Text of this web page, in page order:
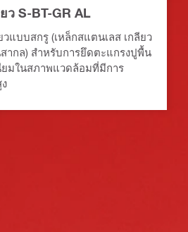
ว S-BT-GR AL
วแบบสกรู (เหล็กสแตนเลส เกลียว
ากล) สำหรับการยึดตะแกรงปูพื้น
มในสภาพแวดล้อมที่มีการ